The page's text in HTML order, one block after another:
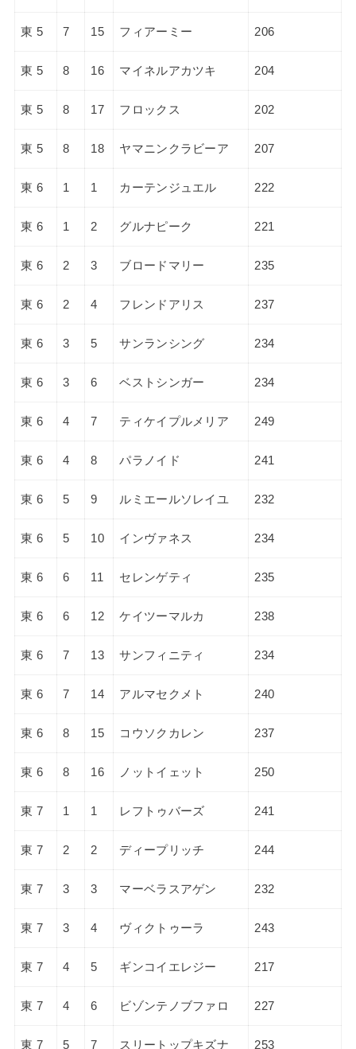
東 5 7 15 フィアーミー 206
東 5 8 16 マイネルアカツキ 204
東 5 8 17 フロックス 202
東 5 8 18 ヤマニンクラビーア 207
東 6 1 1 カーテンジュエル 222
東 6 1 2 グルナピーク 221
東 6 2 3 ブロードマリー 235
東 6 2 4 フレンドアリス 237
東 6 3 5 サンランシング 234
東 6 3 6 ベストシンガー 234
東 6 4 7 ティケイプルメリア 249
東 6 4 8 パラノイド 241
東 6 5 9 ルミエールソレイユ 232
東 6 5 10 インヴァネス 234
東 6 6 11 セレンゲティ 235
東 6 6 12 ケイツーマルカ 238
東 6 7 13 サンフィニティ 234
東 6 7 14 アルマセクメト 240
東 6 8 15 コウソクカレン 237
東 6 8 16 ノットイェット 250
東 7 1 1 レフトゥバーズ 241
東 7 2 2 ディープリッチ 244
東 7 3 3 マーベラスアゲン 232
東 7 3 4 ヴィクトゥーラ 243
東 7 4 5 ギンコイエレジー 217
東 7 4 6 ビゾンテノブファロ 227
東 7 5 7 スリートップキズナ 253